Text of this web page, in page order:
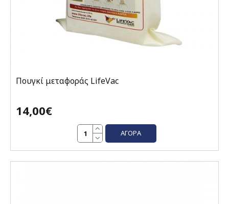
Πουγκί μεταφοράς LifeVac
14,00€
ΑΓΟΡΆ